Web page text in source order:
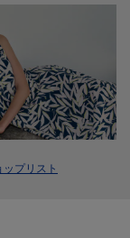
ップリスト